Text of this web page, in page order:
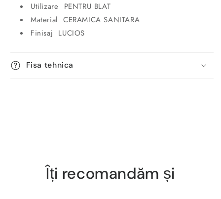
Utilizare PENTRU BLAT
Material CERAMICA SANITARA
Finisaj LUCIOS
Fisa tehnica
Îți recomandăm și